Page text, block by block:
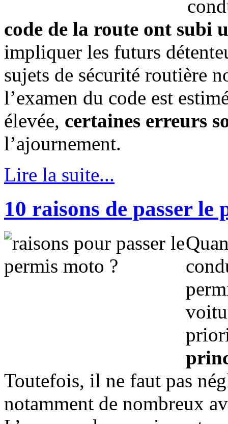
code de la route ont subi
impliquer les futurs
sujets de sécurité routière
l’examen du code est
élevée, certaines erreurs
l’ajournement.
Lire la suite...
10 raisons de passer le
Toutefois, il ne faut pas
notamment de nombreux